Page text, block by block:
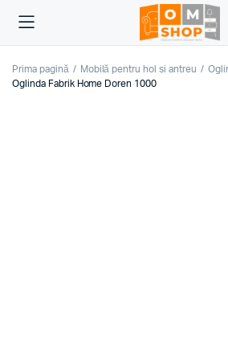
Prima pagină Mobilă pentru hol si antreu
Oglinda Fabrik Home Doren 1000